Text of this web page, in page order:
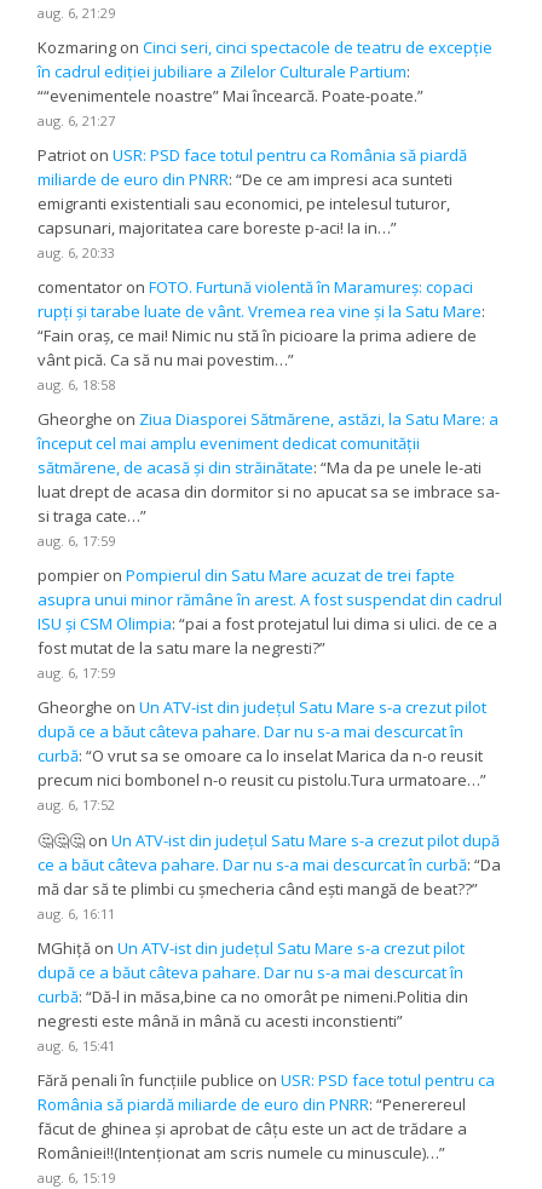
aug. 6, 21:29
Kozmaring onCinci seri, cinci spectacole de teatru de excepție
în cadrul ediției jubiliare a Zilelor Culturale Partium:
““evenimentele noastre” Mai încearcă. Poate-poate.”
aug. 6, 21:27
Patriot onUSR: PSD face totul pentru ca România să piardă
miliarde de euro din PNRR: “De ce am impresi aca sunteti
emigranti existentiali sau economici, pe intelesul tuturor,
capsunari, majoritatea care boreste p-aci! Ia in…”
aug. 6, 20:33
comentator onFOTO. Furtună violentă în Maramureș: copaci
rupți și tarabe luate de vânt. Vremea rea vine și la Satu Mare:
“Fain oraș, ce mai! Nimic nu stă în picioare la prima adiere de
vânt pică. Ca să nu mai povestim…”
aug. 6, 18:58
Gheorghe on Ziua Diasporei Sătmărene, astăzi, la Satu Mare: a
început cel mai amplu eveniment dedicat comunității
sătmărene, de acasă și din străinătate: “Ma da pe unele le-ati
luat drept de acasa din dormitor si no apucat sa se imbrace sa-
si traga cate…”
aug. 6, 17:59
pompier onPompierul din Satu Mare acuzat de trei fapte
asupra unui minor rămâne în arest. A fost suspendat din cadrul
ISU și CSM Olimpia: “pai a fost protejatul lui dima si ulici. de ce a
fost mutat de la satu mare la negresti?”
aug. 6, 17:59
Gheorghe onUn ATV-ist din județul Satu Mare s-a crezut pilot
după ce a băut câteva pahare. Dar nu s-a mai descurcat în
curbă: “O vrut sa se omoare ca lo inselat Marica da n-o reusit
precum nici bombonel n-o reusit cu pistolu.Tura urmatoare…”
aug. 6, 17:52
🤔🤔🤔 onUn ATV-ist din județul Satu Mare s-a crezut pilot după
ce a băut câteva pahare. Dar nu s-a mai descurcat în curbă: “Da
mă dar să te plimbi cu șmecheria când ești mangă de beat??”
aug. 6, 16:11
MGhiță onUn ATV-ist din județul Satu Mare s-a crezut pilot
după ce a băut câteva pahare. Dar nu s-a mai descurcat în
curbă: “Dă-l in măsa,bine ca no omorât pe nimeni.Politia din
negresti este mână in mână cu acesti inconstienti”
aug. 6, 15:41
Fără penali în funcțiile publice onUSR: PSD face totul pentru ca
România să piardă miliarde de euro din PNRR: “Penerereul
făcut de ghinea și aprobat de câțu este un act de trădare a
României!!(Intenționat am scris numele cu minuscule)…”
aug. 6, 15:19